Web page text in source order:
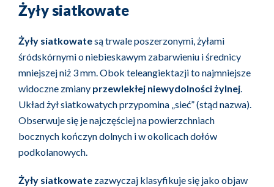
Żyły siatkowate
Żyły siatkowatesą trwale poszerzonymi, żyłami
śródskórnymi o niebieskawym zabarwieniu i średnicy
mniejszej niż 3 mm. Obok teleangiektazji to najmniejsze
widoczne zmiany przewlekłej niewydolności żylnej.
Układ żył siatkowatych przypomina „sieć” (stąd nazwa).
Obserwuje się je najczęściej na powierzchniach
bocznych kończyn dolnych i w okolicach dołów
podkolanowych.
Żyły siatkowate zazwyczaj klasyfikuje się jako objaw